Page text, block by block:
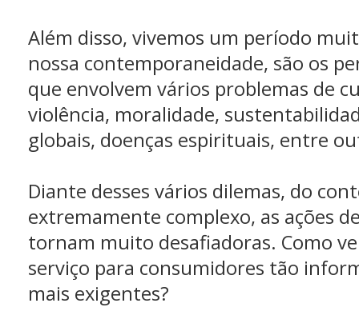
Além disso, vivemos um período
nossa contemporaneidade, são os
que envolvem vários problemas de
violência, moralidade,
globais, doenças espirituais, entre
Diante desses vários dilemas, do
extremamente complexo, as ações
tornam muito desafiadoras. Como
serviço para consumidores tão
mais exigentes?